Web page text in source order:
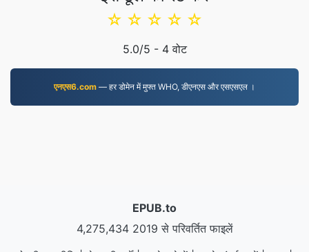
☆
☆
☆
☆
☆
5.0/5 - 4वोट
एनएस6.com — हर डोमेन में मुफ्त WHO, डीएनएस और एसएसएल ।
EPUB.to
4,275,434 2019 से परिवर्तित फाइलें